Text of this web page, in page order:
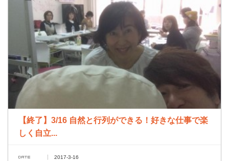
【終了】3/16 自然と行列ができる！好きな仕事で楽
しく自立...
2017-3-16